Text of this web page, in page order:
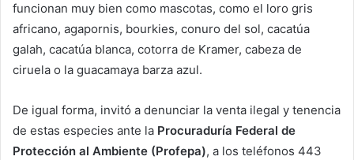
funcionan muy bien como mascotas, como el loro gris
africano, agapornis, bourkies, conuro del sol, cacatúa
galah, cacatúa blanca, cotorra de Kramer, cabeza de
ciruela o la guacamaya barza azul.
De igual forma, invitó a denunciar la venta ilegal y tenencia
de estas especies ante la Procuraduría Federal de
Protección al Ambiente (Profepa), a los teléfonos 443